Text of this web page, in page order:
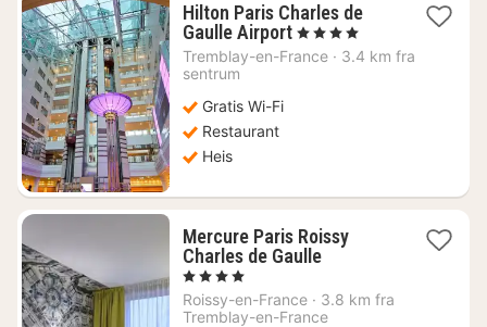
Hilton Paris Charles de
Gaulle Airport1
natt
, 4 Stjerner
Tremblay-en-France · 3.4 km fra
sentrum
Gratis Wi-Fi
Restaurant
Heis
Mercure Paris Roissy
Charles de Gaulle1
fra
709
, 4 Stjerner
Roissy-en-France · 3.8 km fra
Tremblay-en-France